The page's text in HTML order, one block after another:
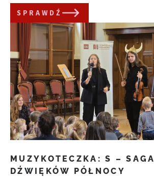
SPRAWDŹ
MUZYKOTECZKA: S – SAGA
DŹWIĘKÓW PÓŁNOCY